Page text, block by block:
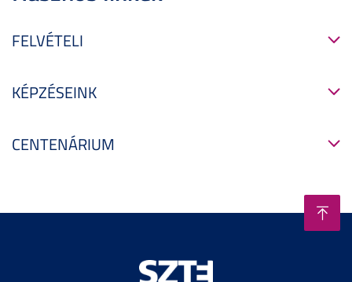
FELVÉTELI
KÉPZÉSEINK
CENTENÁRIUM